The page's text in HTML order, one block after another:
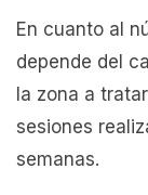
En cuanto al
depende del
la zona a
sesiones
semanas.